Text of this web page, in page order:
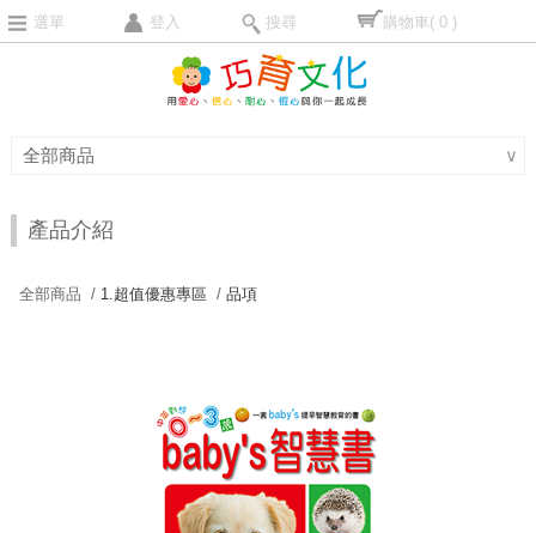
選單 登入 搜尋 購物車( 0 )
全部商品 ∨
產品介紹
全部商品 / 1.超值優惠專區 /品項